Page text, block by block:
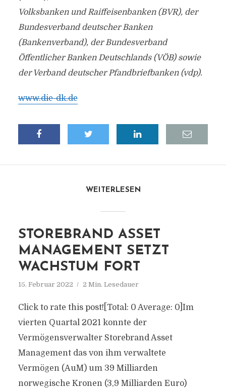
Volksbanken und Raiffeisenbanken (BVR), der
Bundesverband deutscher Banken
(Bankenverband), der Bundesverband
Öffentlicher Banken Deutschlands (VÖB) sowie
der Verband deutscher Pfandbriefbanken (vdp).
www.die-dk.de
WEITERLESEN
STOREBRAND ASSET
MANAGEMENT SETZT
WACHSTUM FORT
15. Februar 2022 2 Min. Lesedauer
Click to rate this post![Total: 0 Average: 0]Im
vierten Quartal 2021 konnte der
Vermögensverwalter Storebrand Asset
Management das von ihm verwaltete
Vermögen (AuM) um 39 Milliarden
norwegische Kronen (3,9 Milliarden Euro)